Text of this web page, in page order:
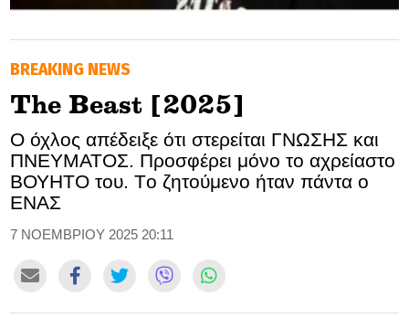
SOOZIE’S FRIENDS
CULTURE
TASTELAND
TECH
HEALTH
MEDIALAND
BREAKING NEWS
Τhe Beast [2025]
Ο όχλος απέδειξε ότι στερείται ΓΝΩΣΗΣ και
ΠΝΕΥΜΑΤΟΣ. Προσφέρει μόνο το αχρείαστο
ΒΟΥΗΤΟ του. Tο ζητούμενο ήταν πάντα ο
ΕΝΑΣ
7 ΝΟΕΜΒΡΙΟΥ 2025 20:11